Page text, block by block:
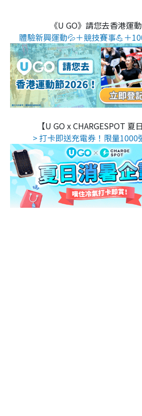
《U GO》請您去香港運
體驗新興運動💦＋競技賽事💪＋
【U GO x CHARGESPOT 夏
> 打卡即送充電券！限量1000